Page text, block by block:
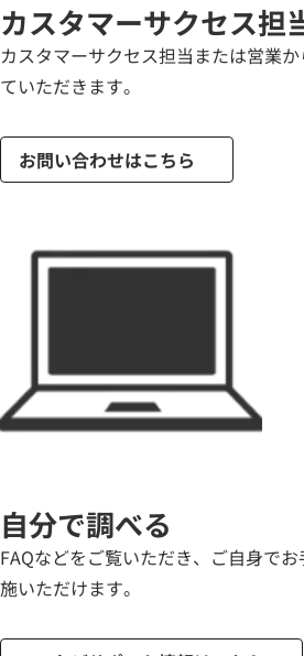
カスタマーサクセス担
カスタマーサクセス担当または営業
ていただきます。
お問い合わせはこちら
自分で調べる
FAQなどをご覧いただき、ご自身で
施いただけます。